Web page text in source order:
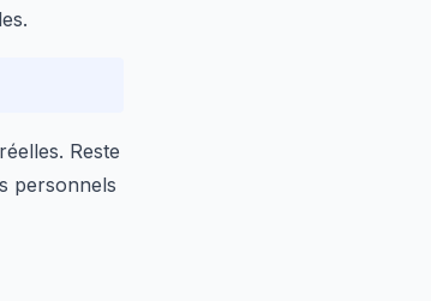
Reste
personnels